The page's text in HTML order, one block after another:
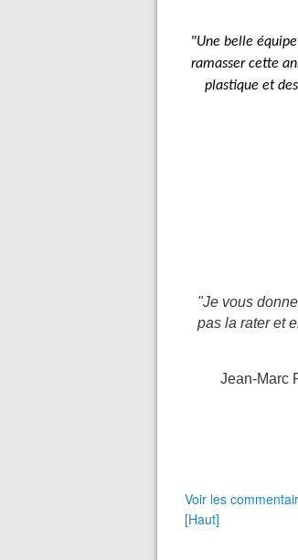
"Une belle
ramasser cette
plastique et
"Je vous donne
pas la rater et
Jean-Marc
Voir les
[Haut]